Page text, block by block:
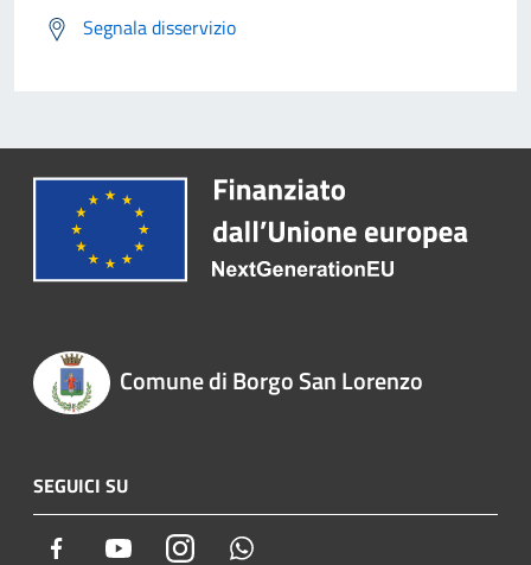
Segnala disservizio
Comune di Borgo San Lorenzo
SEGUICI SU
Facebook YoutubeInstagram